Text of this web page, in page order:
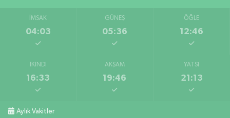
İMSAK
04:03
GÜNEŞ
05:36
ÖĞLE
12:46
İKINDI
16:33
AKŞAM
19:46
YATSI
21:13
Aylık Vakitler